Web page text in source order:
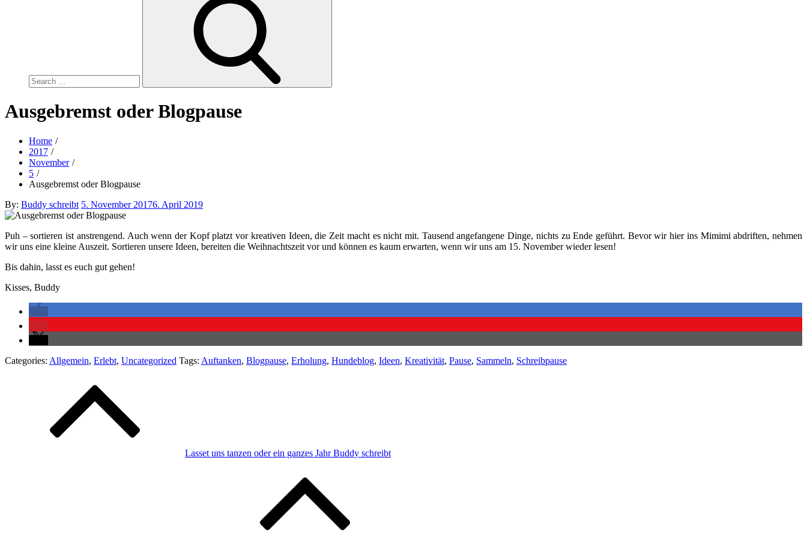
Ausgebremst oder Blogpause
Home
2017
November
5
Ausgebremst oder Blogpause
By: Buddy schreibtPosted
on
5. November 20176. April 2019
Puh – sortieren ist anstrengend. Auch wenn der Kopf platzt vor kreativen Ideen, die Zeit macht es nicht mit. Tausend angefangene Dinge, nichts zu Ende geführt. Bevor wir hier ins Mimimi abdriften, nehmen
wir uns eine kleine Auszeit. Sortieren unsere Ideen, bereiten die Weihnachtszeit vor und können es kaum erwarten, wenn wir uns am 15. November wieder lesen!
Bis dahin, lasst es euch gut gehen!
Kisses, Buddy
Categories: Allgemein, Erlebt, Uncategorized Tags: Auftanken, Blogpause, Erholung, Hundeblog, Ideen, Kreativität, Pause, Sammeln, Schreibpause
Lasset uns tanzen oder ein ganzes Jahr Buddy schreibt